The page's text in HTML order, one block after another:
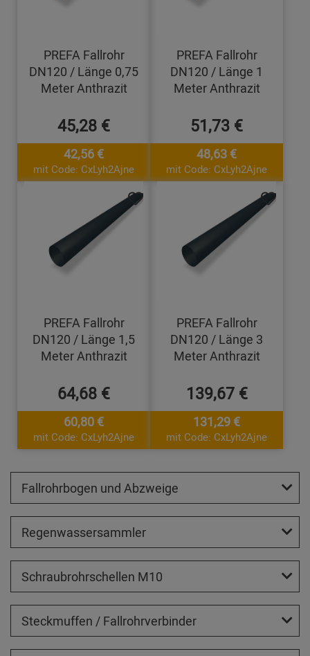
PREFA Fallrohr
DN120 / Länge 0,75
Meter Anthrazit
45,28 €
42,56 €
mit Code: CxLyh2Ajne
PREFA Fallrohr
DN120 / Länge 1
Meter Anthrazit
51,73 €
48,63 €
mit Code: CxLyh2Ajne
PREFA Fallrohr
DN120 / Länge 1,5
Meter Anthrazit
64,68 €
60,80 €
mit Code: CxLyh2Ajne
PREFA Fallrohr
DN120 / Länge 3
Meter Anthrazit
139,67 €
131,29 €
mit Code: CxLyh2Ajne
Fallrohrbogen und Abzweige
Regenwassersammler
Schraubrohrschellen M10
Steckmuffen / Fallrohrverbinder